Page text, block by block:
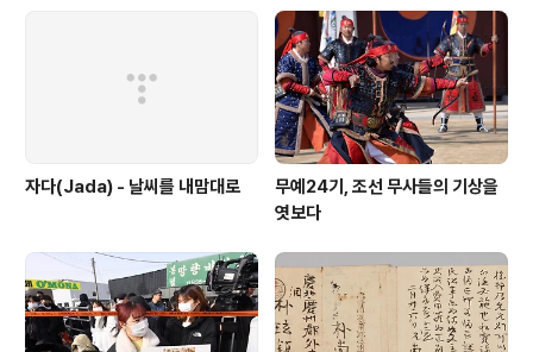
지정학을 다룬 책인데 정작 세계지도에 오류가 한 가득이
다. 아일랜드를 영국과 함께 표시해 놓거나 북극해에 있는
섬을 제대로 캐나다와 러시아 영토로 구분하지 못한 건 그..
자다(Jada) - 날씨를 내맘대로
무예24기, 조선 무사들의 기상을
엿보다